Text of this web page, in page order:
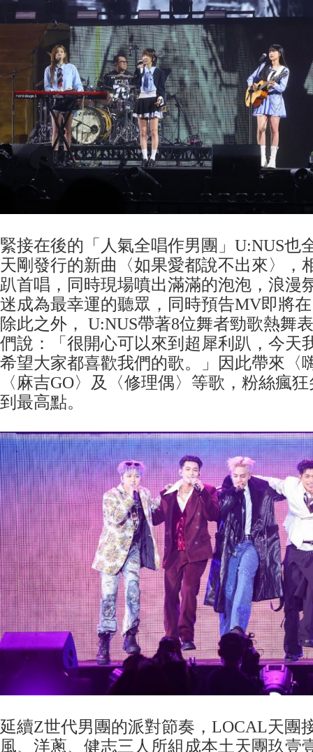
緊接在後的「人氣全唱作男團」U:NUS也
天剛發行的新曲〈如果愛都說不出來〉，
趴首唱，同時現場噴出滿滿的泡泡，浪漫
迷成為最幸運的聽眾，同時預告MV即將
除此之外， U:NUS帶著8位舞者勁歌熱舞
們說：「很開心可以來到超犀利趴，今天
希望大家都喜歡我們的歌。」因此帶來〈
〈麻吉GO〉及〈修理偶〉等歌，粉絲瘋
到最高點。
延續Z世代男團的派對節奏，LOCAL天團
風、洋蔥、健志三人所組成本土天團玖壹